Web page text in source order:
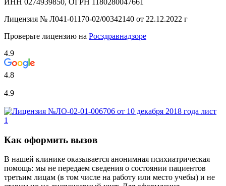
Лицензия № Л041-01170-02/00342140 от 22.12.2022 г
Проверьте лицензию на Росздравнадзоре
4.9
4.8
4.9
Как оформить вызов
В нашей клинике оказывается анонимная психиатрическая
помощь: мы не передаем сведения о состоянии пациентов
третьим лицам (в том числе на работу или место учебы) и не